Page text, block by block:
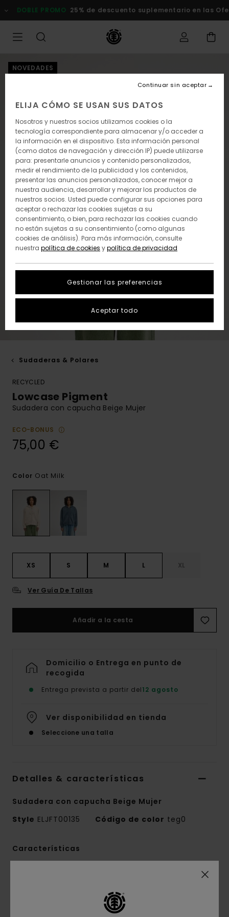
la
DOBLE PROMO 25% de descuento suplementario en las
NOVEDADES
Sudaderas & Polares
RECYCLED
Lowcase Pigment
Sudadera con capucha Beige Mujer
ECO-BONUS
75,00 €
Color Oat Milk
XS S M L XL
Ver Guía De Tallas
Añadir a la cesta
Domicilio o Entrega en punto de
recogida
Entrega prevista a partir del12 agosto
Ver disponibilidad en tienda
Seleccione una talla
Detalles & características
Sudadera con capucha Beige Mujer
Style ELJFT00135 Código de color teg0
Características
corte relajado
ELIJA CÓMO SE USAN SUS DATOS
Nosotros y nuestros socios utilizamos cookies o la
tecnología correspondiente para almacenar y/o acceder a
la información en el dispositivo. Esta información personal
(como datos de navegación y dirección IP) puede utilizarse
para: presentarle anuncios y contenido personalizados,
medir el rendimiento de la publicidad y los contenidos,
presentar las anuncios personalizados, conocer mejor a
nuestra audiencia, desarrollar y mejorar los productos de
nuestros socios. Usted puede configurar sus opciones para
aceptar o rechazar las cookies sujetas a su
consentimiento, o bien, para rechazar las cookies cuando
no están sujetas a su consentimiento (como algunas
cookies de análisis). Para más información, consulte
nuestra política de cookies ypolítica de privacidad
Gestionar las preferencias
Continuar sin aceptar
Aceptar todo